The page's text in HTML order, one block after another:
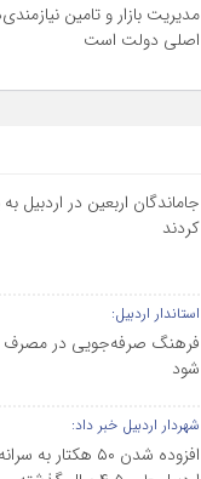
مدیریت بازار و تامین
اصلی دولت است
جاماندگان اربعین در اردبیل به
کردند
استاندار اردبیل:
فرهنگ صرفه‌جویی در مصرف
شود
شهردار اردبیل خبر داد:
افزوده شدن ۵۰